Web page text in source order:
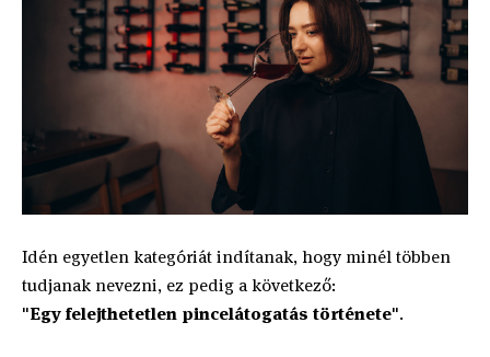
Idén egyetlen kategóriát indítanak, hogy minél többen
tudjanak nevezni, ez pedig a következő:
"Egy felejthetetlen pincelátogatás története".